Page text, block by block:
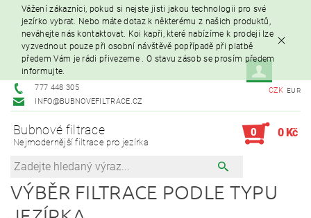
Vážení zákazníci, pokud si nejste jisti jakou technologii pro své
jezírko vybrat. Nebo máte dotaz k některému z našich produktů,
neváhejte nás kontaktovat. Koi kapři, které nabízíme k prodeji lze
vyzvednout pouze při osobní návštěvě popřípadě při platbě
předem Vám je rádi přivezeme . O stavu zásob se prosím předem
informujte.
777 448 305
INFO@BUBNOVEFILTRACE.CZ
CZK EUR
Bubnové filtrace
Nejmodernější filtrace pro jezírka
0 0 Kč
VÝBĚR FILTRACE PODLE TYPU